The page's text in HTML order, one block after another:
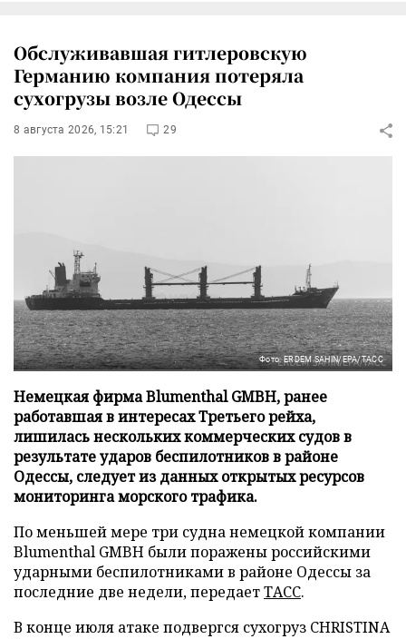
Обслуживавшая гитлеровскую
Германию компания потеряла
сухогрузы возле Одессы
8 августа 2026, 15:21 29
Фото: ERDEM SAHIN/EPA/ТАСС
Немецкая фирма Blumenthal GMBH, ранее
работавшая в интересах Третьего рейха,
лишилась нескольких коммерческих судов в
результате ударов беспилотников в районе
Одессы, следует из данных открытых ресурсов
мониторинга морского трафика.
По меньшей мере три судна немецкой компании
Blumenthal GMBH были поражены российскими
ударными беспилотниками в районе Одессы за
последние две недели, передаетТАСС.
В конце июля атаке подвергся сухогруз CHRISTINA